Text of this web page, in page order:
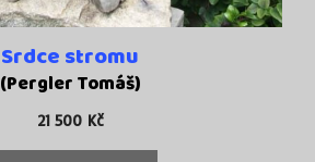
Srdce stromu
(Pergler Tomáš)
21 500 Kč